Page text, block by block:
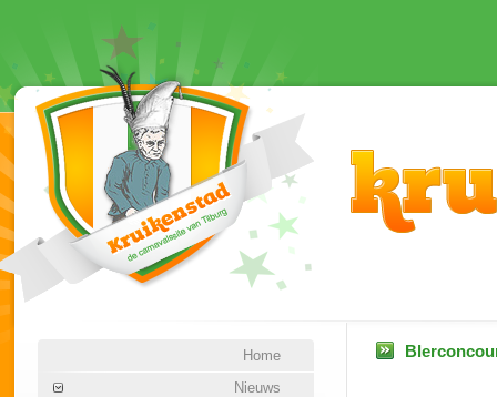
Home
Nieuws